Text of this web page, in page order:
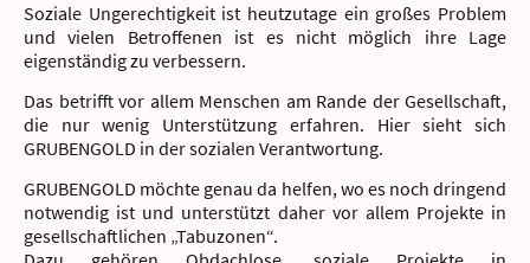
Soziale Ungerechtigkeit ist heutzutage ein großes Problem
und vielen Betroffenen ist es nicht möglich ihre Lage
eigenständig zu verbessern.
Das betrifft vor allem Menschen am Rande der Gesellschaft,
die nur wenig Unterstützung erfahren. Hier sieht sich
GRUBENGOLD in der sozialen Verantwortung.
GRUBENGOLD möchte genau da helfen, wo es noch dringend
notwendig ist und unterstützt daher vor allem Projekte in
gesellschaftlichen „Tabuzonen“.